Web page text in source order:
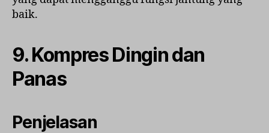
baik.
9.Kompres Dingin dan
Panas
Penjelasan